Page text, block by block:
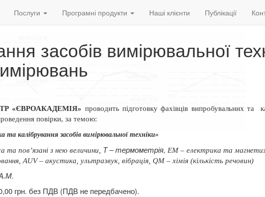
Послуги Програмні продукти Наші клієнти Публікації
засобів вимірювальної
«ЄВРОАКАДЕМІЯ» проводить підготовку фахівців випробувальних та
повірки, за темою:
та калібрування засобів вимірювальної техніки»
та пов’язані з нею величини, Т –термометрія, ЕМ – електрика та
АUV – акустика, ультразвук, вібрація, QМ – хімія (кількість речовин)
грн. без ПДВ (ПДВ не передбачено).